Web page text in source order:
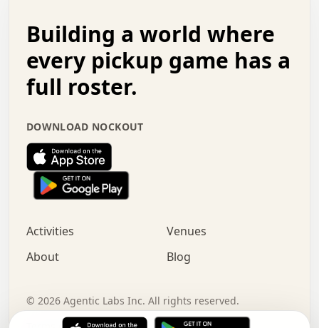
.   .   .   .   .   .   .   .   .   .   .   :   .
.   .   .   .   +   .   .   .   .   .   .   .   +
.   :   .   .   .   .   .   .   .   .   o   .   .
.   .   x   .   .   .   .   .   .   :   .   .   o
.   .   .   .   :   .   .   .   .   o   .   .   .
.   .   .   .   .   .   .   :   .   .   .   .   .
.   .   .   .   .   .   .   +   .   .   x   .   .
.   .   .   .   .   :   +   .   .   .   .   .   o
.   .   .   .   .   .   .   .   .   .   .   .   .
.   .   :   o   .   .   .   .   .   .   .   +   .
.   o   .   .   .   .   x   .   .   .   .   .   .
+   .   o   .   .   .   .   o   .   .   .   .
.   +   .   .   .   .   .   .   .   .   :   .   x
.   .   .   .   .   .   .   .   .   .   .   .   .   .
Building a world where
every pickup game has a
full roster.
DOWNLOAD NOCKOUT
Activities
Venues
About
Blog
© 2026 Agentic Labs Inc. All rights reserved.